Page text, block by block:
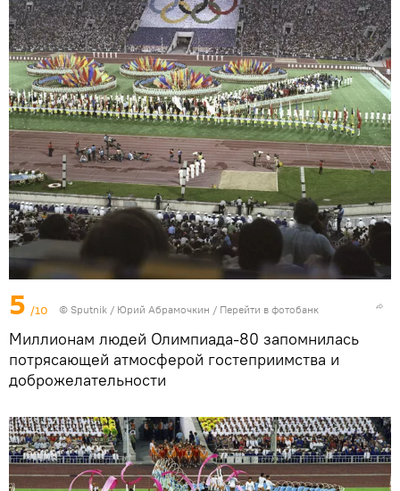
5 /10 © Sputnik / Юрий Абрамочкин / Перейти в фотобанк
Миллионам людей Олимпиада-80 запомнилась
потрясающей атмосферой гостеприимства и
доброжелательности